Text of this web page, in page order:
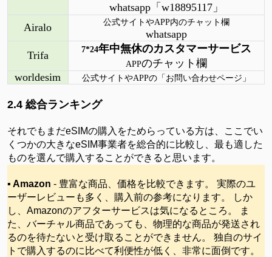
whatsapp「w18895117」
Airalo
公式サイトやAPP内のチャット欄
whatsapp
Trifa
7*24年中無休のカスタマーサービス
APPのチャット欄
worldesim
公式サイトやAPPの「お問い合わせページ」
2.4 総合ランキング
それでもまだeSIMの購入をためらっている方は、ここでい
くつかの大きなeSIM事業者を総合的に比較し、最も適した
ものを選んで購入することができると思います。
▪ Amazon - 豊富な商品、価格を比較できます。 実際のユ
ーザーレビューも多く、購入前の参考になります。 しか
し、Amazonのアフターサービスは気になるところ。 ま
た、バーチャル商品であっても、物理的な商品が発送され
るのを待たないと受け取ることができません。 独自のサイ
トで購入するのに比べて利便性が低く、非常に面倒です。